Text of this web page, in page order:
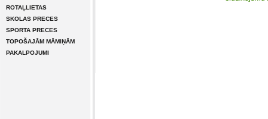
ROTAĻLIETAS
SKOLAS PRECES
SPORTA PRECES
TOPOŠAJĀM MĀMIŅĀM
PAKALPOJUMI